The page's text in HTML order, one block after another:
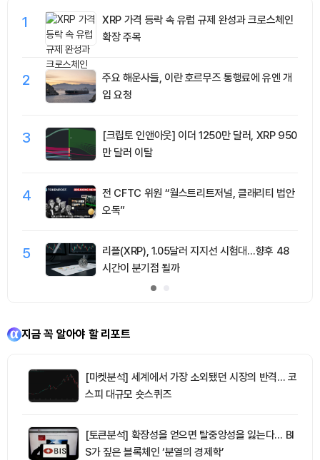
1
XRP 가격 등락 속 유럽 규제 완성과 크로스체인
확장 주목
2
주요 해운사들, 이란 호르무즈 통행료에 유엔 개
입 요청
3
[크립토 인앤아웃] 이더 1250만 달러, XRP 950
만 달러 이탈
4
전 CFTC 위원 “월스트리트저널, 클래리티 법안
오독”
5
리플(XRP), 1.05달러 지지선 시험대…향후 48
시간이 분기점 될까
지금 꼭 알아야 할 리포트
[마켓분석] 세계에서 가장 소외됐던 시장의 반격… 코
스피 대규모 숏스퀴즈
[토큰분석] 확장성을 얻으면 탈중앙성을 잃는다… BI
S가 짚은 블록체인 ‘분열의 경제학’